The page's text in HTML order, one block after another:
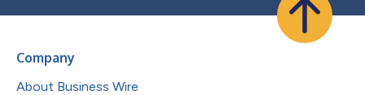
Company
About Business Wire